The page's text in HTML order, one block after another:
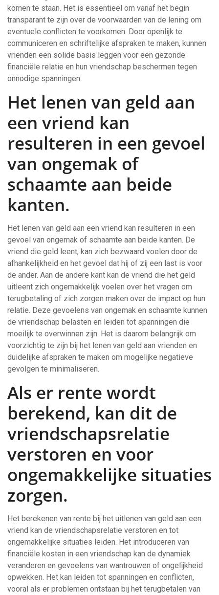
komen te staan. Het is essentieel om vanaf het begin
transparant te zijn over de voorwaarden van de lening om
eventuele conflicten te voorkomen. Door openlijk te
communiceren en schriftelijke afspraken te maken, kunnen
vrienden een solide basis leggen voor een gezonde
financiële relatie en hun vriendschap beschermen tegen
onnodige spanningen.
Het lenen van geld aan
een vriend kan
resulteren in een gevoel
van ongemak of
schaamte aan beide
kanten.
Het lenen van geld aan een vriend kan resulteren in een
gevoel van ongemak of schaamte aan beide kanten. De
vriend die geld leent, kan zich bezwaard voelen door de
afhankelijkheid en het gevoel dat hij of zij een last is voor
de ander. Aan de andere kant kan de vriend die het geld
uitleent zich ongemakkelijk voelen over het vragen om
terugbetaling of zich zorgen maken over de impact op hun
relatie. Deze gevoelens van ongemak en schaamte kunnen
de vriendschap belasten en leiden tot spanningen die
moeilijk te overwinnen zijn. Het is daarom belangrijk om
voorzichtig te zijn bij het lenen van geld aan vrienden en
duidelijke afspraken te maken om mogelijke negatieve
gevolgen te minimaliseren.
Als er rente wordt
berekend, kan dit de
vriendschapsrelatie
verstoren en voor
ongemakkelijke situaties
zorgen.
Het berekenen van rente bij het uitlenen van geld aan een
vriend kan de vriendschapsrelatie verstoren en tot
ongemakkelijke situaties leiden. Het introduceren van
financiële kosten in een vriendschap kan de dynamiek
veranderen en gevoelens van wantrouwen of ongelijkheid
opwekken. Het kan leiden tot spanningen en conflicten,
vooral als er problemen ontstaan bij het terugbetalen van